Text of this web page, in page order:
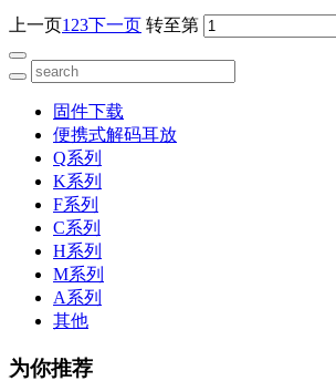
上一页1 23下一页 转至第
固件下载
便携式解码耳放
Q系列
K系列
F系列
C系列
H系列
M系列
A系列
其他
为你推荐